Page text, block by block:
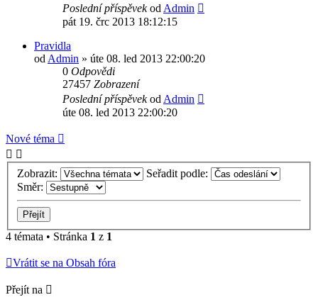
Poslední příspěvekod Admin
pát 19. črc 2013 18:12:15
Pravidla
od Admin » úte 08. led 2013 22:00:20
0 Odpovědi
27457 Zobrazení
Poslední příspěvekod Admin
úte 08. led 2013 22:00:20
Nové téma
Zobrazit:
Seřadit podle:
Směr:
4 témata • Stránka 1 z 1
Vrátit se na Obsah fóra
Přejít na